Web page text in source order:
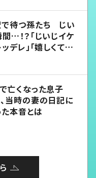
で待つ孫たち じい
…！？「じいじイケ
ッデレ」「嬉しくて可
亡くなった息子
当時の妻の日記に
本音とは